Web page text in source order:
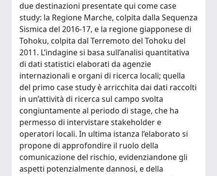
due destinazioni presentate qui come case
study: la Regione Marche, colpita dalla Sequenza
Sismica del 2016-17, e la regione giapponese di
Tohoku, colpita dal Terremoto del Tohoku del
2011. L’indagine si basa sull’analisi quantitativa
di dati statistici elaborati da agenzie
internazionali e organi di ricerca locali; quella
del primo case study è arricchita dai dati raccolti
in un’attività di ricerca sul campo svolta
congiuntamente al periodo di stage, che ha
permesso di intervistare stakeholder e
operatori locali. In ultima istanza l’elaborato si
propone di approfondire il ruolo della
comunicazione del rischio, evidenziandone gli
aspetti potenzialmente dannosi, e della